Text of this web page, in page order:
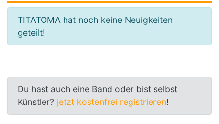
TITATOMA hat noch keine Neuigkeiten
geteilt!
Du hast auch eine Band oder bist selbst
Künstler? jetzt kostenfrei registrieren!